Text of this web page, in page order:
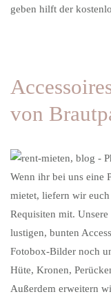
geben hilft der
von
Wenn ihr bei uns eine
mietet, liefern wir
Requisiten mit.
lustigen, bunten
Fotobox-Bilder noch
Hüte, Kronen,
Außerdem erweitern